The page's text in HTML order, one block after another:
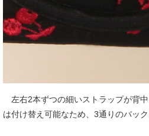
左右2本ずつの細いストラップが背
は付け替え可能なため、3通りのバッ